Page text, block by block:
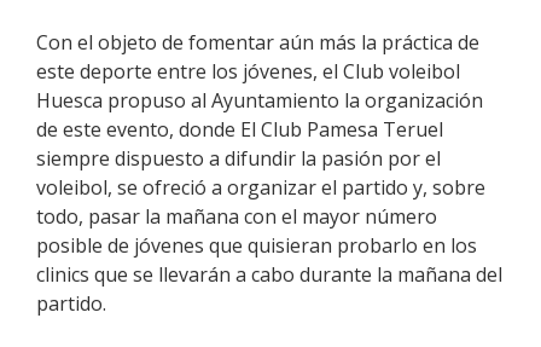
Con el objeto de fomentar aún más la práctica de
este deporte entre los jóvenes, el Club voleibol
Huesca propuso al Ayuntamiento la organización
de este evento, donde El Club Pamesa Teruel
siempre dispuesto a difundir la pasión por el
voleibol, se ofreció a organizar el partido y, sobre
todo, pasar la mañana con el mayor número
posible de jóvenes que quisieran probarlo en los
clinics que se llevarán a cabo durante la mañana del
partido.